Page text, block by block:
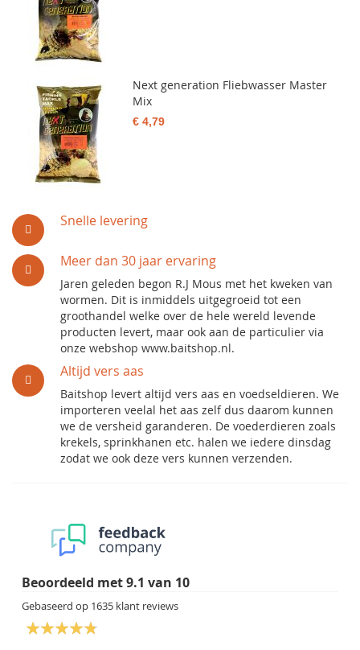
Snelle levering
Meer dan 30 jaar ervaring
Jaren geleden begon R.J Mous met het kweken van
wormen. Dit is inmiddels uitgegroeid tot een
groothandel welke over de hele wereld levende
producten levert, maar ook aan de particulier via
onze webshop www.baitshop.nl.
Altijd vers aas
Baitshop levert altijd vers aas en voedseldieren. We
importeren veelal het aas zelf dus daarom kunnen
we de versheid garanderen. De voederdieren zoals
krekels, sprinkhanen etc. halen we iedere dinsdag
zodat we ook deze vers kunnen verzenden.
Beoordeeld met9.1 van 10
Gebaseerd op 1635 klant reviews
Next generation Fliebwasser Master
Mix
€ 4,79